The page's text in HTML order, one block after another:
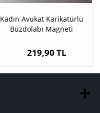
Kadın Avukat Karikatürlü
Buzdolabı Magneti
219,90 TL